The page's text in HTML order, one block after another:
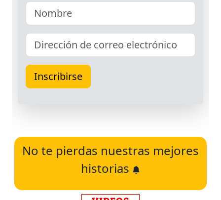
No te pierdas nuestras mejores
historias